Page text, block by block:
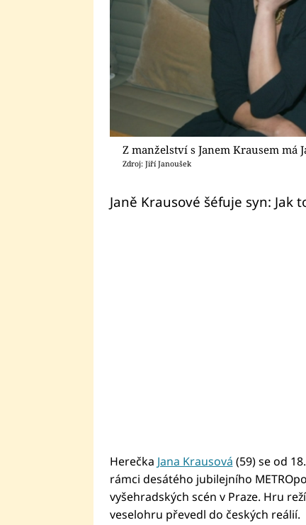
Z manželství s Janem Krausem má
Zdroj: Jiří Janoušek
Janě Krausové šéfuje syn: Jak
Herečka Jana Krausová (59) se od
rámci desátého jubilejního
vyšehradských scén v Praze. Hru
veselohru převedl do českých reálií.